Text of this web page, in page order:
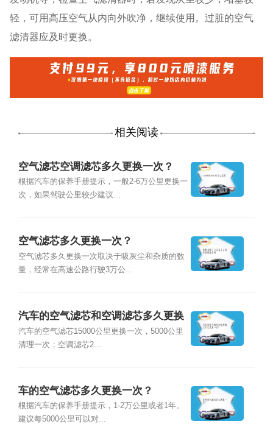
轻，可用高压空气从内向外吹净，继续使用。过脏的空气
滤清器应及时更换。
相关阅读
空气滤芯空调滤芯多久更换一次？
根据汽车的保养手册提示，一般2-6万公里更换一
次，如果驾驶公里较少建议...
空气滤芯多久更换一次？
空气滤芯多久更换一次取决于吸灰尘和杂质的数
量，经常在高速公路行驶3万公...
汽车的空气滤芯和空调滤芯多久更换
一次？
汽车的空气滤芯15000公里更换一次，5000公里
清理一次；空调滤芯2...
车的空气滤芯多久更换一次？
根据汽车的保养手册提示，1-2万公里或者1年。
建议每5000公里可以对...